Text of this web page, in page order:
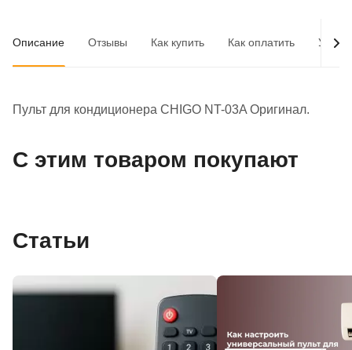
Описание Отзывы Как купить Как оплатить
Пульт для кондиционера CHIGO NT-03A Оригинал.
С этим товаром покупают
Статьи